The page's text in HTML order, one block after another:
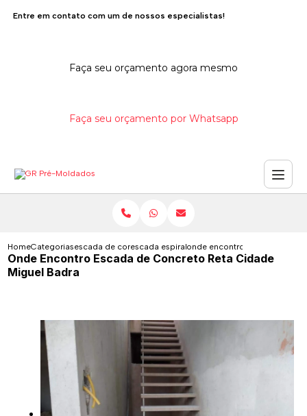
Entre em contato com um de nossos especialistas!
Faça seu orçamento agora mesmo
Faça seu orçamento por Whatsapp
HomeCategoriasescada de concretoescada espiral de concretoonde encontro escada de
Onde Encontro Escada de Concreto Reta Cidade
Miguel Badra